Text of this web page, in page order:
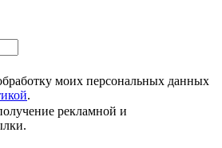
моих персональных данных
.
рекламной и